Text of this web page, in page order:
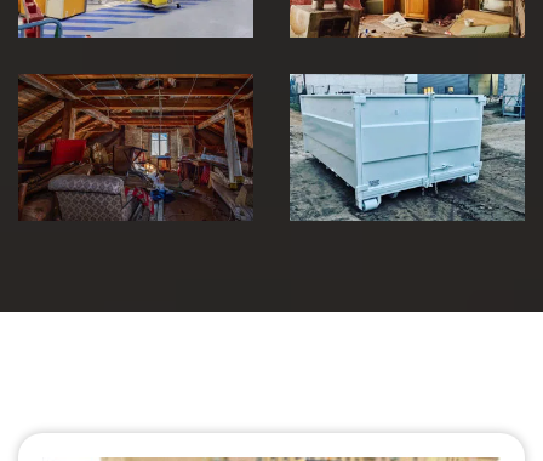
Débarras de
grenier et cave
30
Location de benne
30